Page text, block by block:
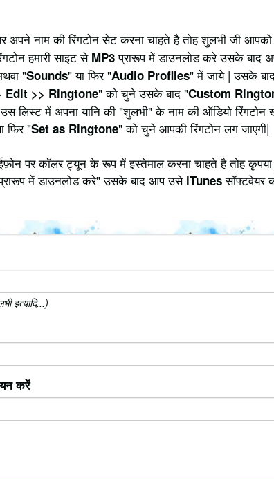
अपने नाम की रिंगटोन सेट करना चाहते है तोह शुलभी जी
हमारी साइट से MP3प्रारूप में डाउनलोड करे उसके बाद
"Sounds" या फिर "Audio Profiles" में जाये | उसके
Edit >> Ringtone" को चुने उसके बाद "Custom
उस लिस्ट में अपना यानि की "शुलभी" के नाम की ऑडियो
फिर "Set as Ringtone" को चुने आपकी रिंगटोन लग जाएगी|
पर कॉलर ट्यून के रूप में इस्तेमाल करना चाहते है तोह
में डाउनलोड करे" उसके बाद आप उसे iTunesसॉफ्टवेयर
इत्यादि...)
करें